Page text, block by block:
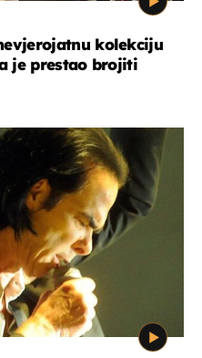
kolekciju
je prestao brojiti